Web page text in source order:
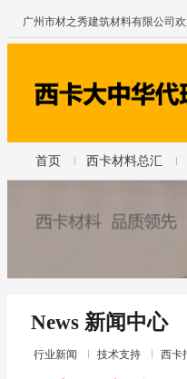
广州市材之秀建筑材料有限公司
首页 西卡材料总汇
News 新闻中心
行业新闻 技术支持 西卡